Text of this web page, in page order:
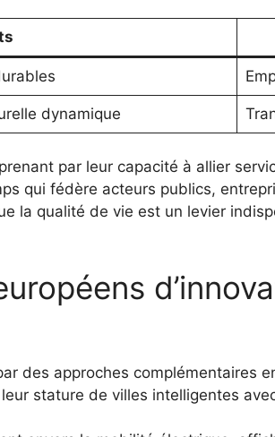
dynamique
par leur capacité à allier
qui fédère acteurs publics,
la qualité de vie est un levier
des approches complémentaires
stature de villes intelligentes